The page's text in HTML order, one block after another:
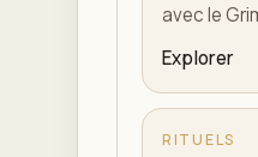
avec le
Explorer
RITUELS